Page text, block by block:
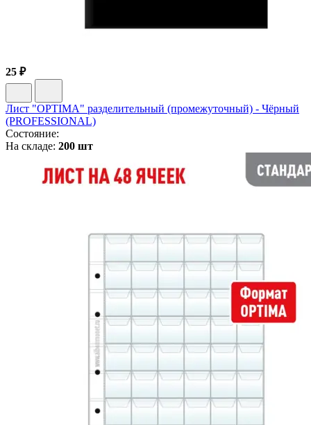
25 ₽
Лист "OPTIMA" разделительный (промежуточный) - Чёрный
(PROFESSIONAL)
Состояние:
На складе: 200 шт